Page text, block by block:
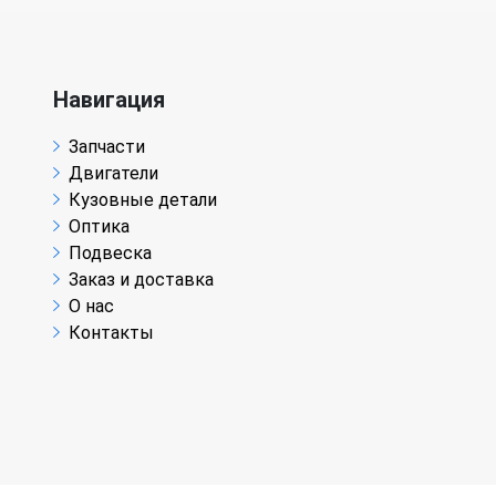
Навигация
Запчасти
Двигатели
Кузовные детали
Оптика
Подвеска
Заказ и доставка
О нас
Контакты